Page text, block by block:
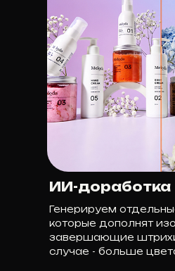
Генерируем
которые дополнят
завершающие
случае - больше
ИИ-доработка